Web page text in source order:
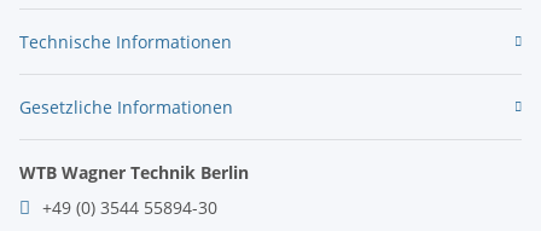
Technische Informationen
Gesetzliche Informationen
WTB Wagner Technik Berlin
+49 (0) 3544 55894-30